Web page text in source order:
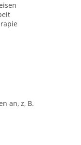
an, z, B.